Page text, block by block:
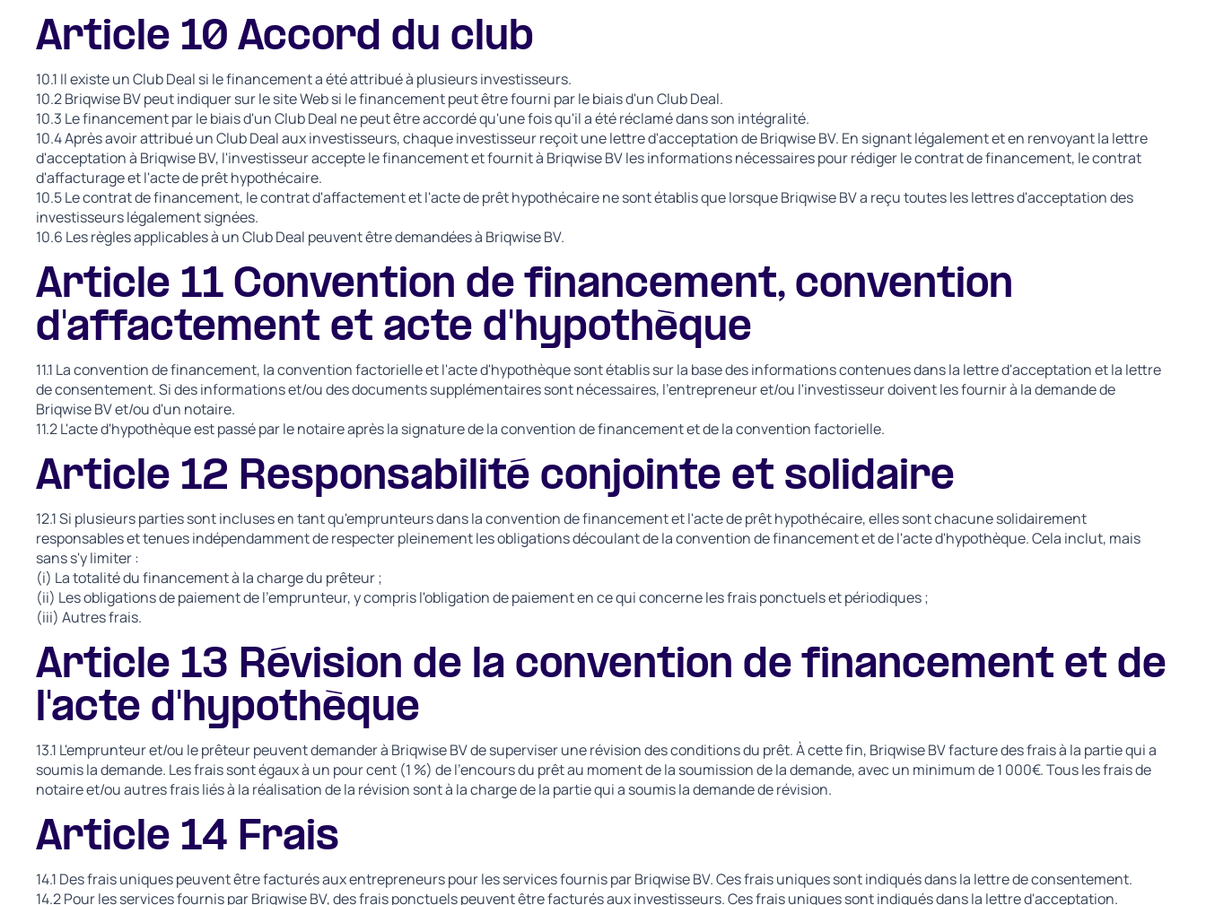
Article 10 Accord du club
10.1 Il existe un Club Deal si le financement a été attribué à plusieurs investisseurs.
10.2 Briqwise BV peut indiquer sur le site Web si le financement peut être fourni par le biais d'un Club Deal.
10.3 Le financement par le biais d'un Club Deal ne peut être accordé qu'une fois qu'il a été réclamé dans son intégralité.
10.4 Après avoir attribué un Club Deal aux investisseurs, chaque investisseur reçoit une lettre d'acceptation de Briqwise BV. En signant légalement et en renvoyant la lettre
d'acceptation à Briqwise BV, l'investisseur accepte le financement et fournit à Briqwise BV les informations nécessaires pour rédiger le contrat de financement, le contrat
d'affacturage et l'acte de prêt hypothécaire.
10.5 Le contrat de financement, le contrat d'affactement et l'acte de prêt hypothécaire ne sont établis que lorsque Briqwise BV a reçu toutes les lettres d'acceptation des
investisseurs légalement signées.
10.6 Les règles applicables à un Club Deal peuvent être demandées à Briqwise BV.
Article 11 Convention de financement, convention
d'affactement et acte d'hypothèque
11.1 La convention de financement, la convention factorielle et l'acte d'hypothèque sont établis sur la base des informations contenues dans la lettre d'acceptation et la lettre
de consentement. Si des informations et/ou des documents supplémentaires sont nécessaires, l'entrepreneur et/ou l'investisseur doivent les fournir à la demande de
Briqwise BV et/ou d'un notaire.
11.2 L'acte d'hypothèque est passé par le notaire après la signature de la convention de financement et de la convention factorielle.
Article 12 Responsabilité conjointe et solidaire
12.1 Si plusieurs parties sont incluses en tant qu'emprunteurs dans la convention de financement et l'acte de prêt hypothécaire, elles sont chacune solidairement
responsables et tenues indépendamment de respecter pleinement les obligations découlant de la convention de financement et de l'acte d'hypothèque. Cela inclut, mais
sans s'y limiter :
(i) La totalité du financement à la charge du prêteur ;
(ii) Les obligations de paiement de l'emprunteur, y compris l'obligation de paiement en ce qui concerne les frais ponctuels et périodiques ;
(iii) Autres frais.
Article 13 Révision de la convention de financement et de
l'acte d'hypothèque
13.1 L'emprunteur et/ou le prêteur peuvent demander à Briqwise BV de superviser une révision des conditions du prêt. À cette fin, Briqwise BV facture des frais à la partie qui a
soumis la demande. Les frais sont égaux à un pour cent (1 %) de l'encours du prêt au moment de la soumission de la demande, avec un minimum de 1 000€. Tous les frais de
notaire et/ou autres frais liés à la réalisation de la révision sont à la charge de la partie qui a soumis la demande de révision.
Article 14 Frais
14.1 Des frais uniques peuvent être facturés aux entrepreneurs pour les services fournis par Briqwise BV. Ces frais uniques sont indiqués dans la lettre de consentement.
14.2 Pour les services fournis par Briqwise BV, des frais ponctuels peuvent être facturés aux investisseurs. Ces frais uniques sont indiqués dans la lettre d'acceptation.